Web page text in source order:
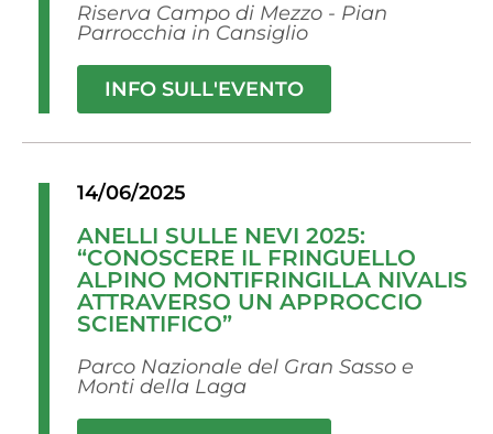
Riserva Campo di Mezzo - Pian
Parrocchia in Cansiglio
INFO SULL'EVENTO
14/06/2025
ANELLI SULLE NEVI 2025:
“CONOSCERE IL FRINGUELLO
ALPINO MONTIFRINGILLA NIVALIS
ATTRAVERSO UN APPROCCIO
SCIENTIFICO”
Parco Nazionale del Gran Sasso e
Monti della Laga